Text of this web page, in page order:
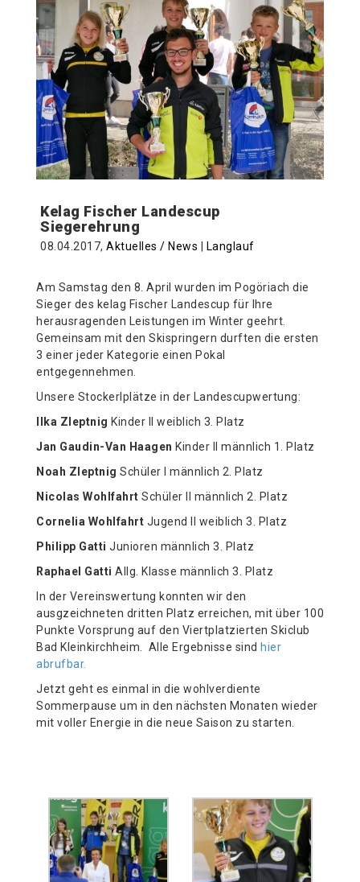
Kelag Fischer Landescup
Siegerehrung
08.04.2017, Aktuelles / News Langlauf
Am Samstag den 8. April wurden im Pogöriach die
Sieger des kelag Fischer Landescup für Ihre
herausragenden Leistungen im Winter geehrt.
Gemeinsam mit den Skispringern durften die ersten
3 einer jeder Kategorie einen Pokal
entgegennehmen.
Unsere Stockerlplätze in der Landescupwertung:
Ilka Zleptnig Kinder II weiblich 3. Platz
Jan Gaudin-Van Haagen Kinder II männlich 1. Platz
Noah Zleptnig Schüler I männlich 2. Platz
Nicolas Wohlfahrt Schüler II männlich 2. Platz
Cornelia Wohlfahrt Jugend II weiblich 3. Platz
Philipp Gatti Junioren männlich 3. Platz
Raphael Gatti Allg. Klasse männlich 3. Platz
In der Vereinswertung konnten wir den
ausgzeichneten dritten Platz erreichen, mit über 100
Punkte Vorsprung auf den Viertplatzierten Skiclub
Bad Kleinkirchheim. Alle Ergebnisse sind hier
abrufbar.
Jetzt geht es einmal in die wohlverdiente
Sommerpause um in den nächsten Monaten wieder
mit voller Energie in die neue Saison zu starten.